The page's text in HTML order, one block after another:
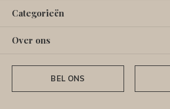
Categorieën
Over ons
BEL ONS